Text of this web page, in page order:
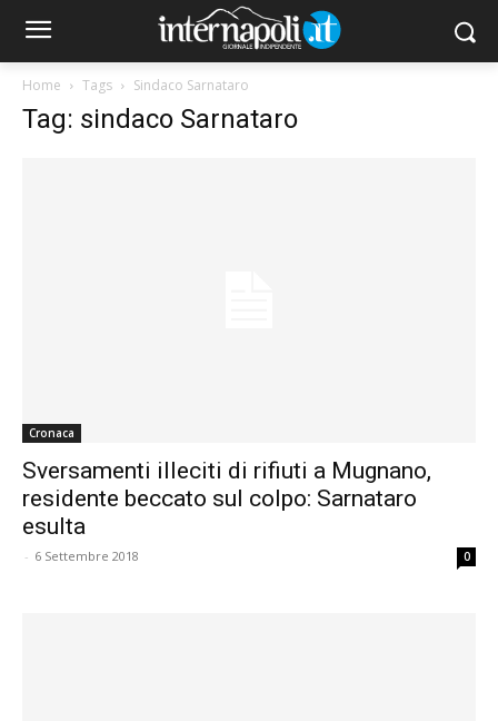
Home Tags Sindaco Sarnataro
Tag: sindaco Sarnataro
Cronaca
Sversamenti illeciti di rifiuti a Mugnano,
residente beccato sul colpo: Sarnataro
esulta
- 6 Settembre 2018 0